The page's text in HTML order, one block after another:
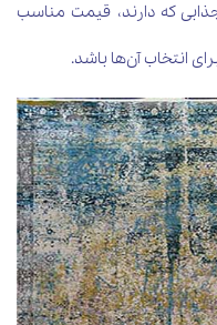
که دارند، قیمت مناسب
انتخاب آن‌ها باشد.